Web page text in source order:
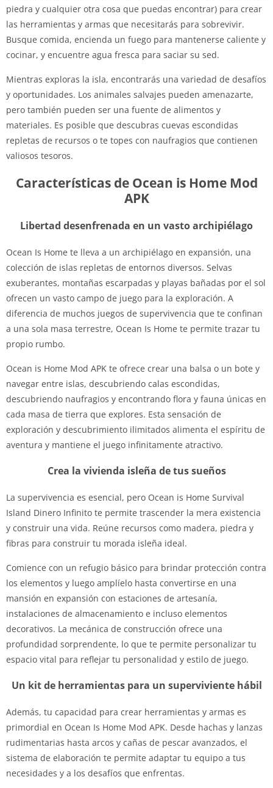
piedra y cualquier otra cosa que puedas encontrar) para crear
las herramientas y armas que necesitarás para sobrevivir.
Busque comida, encienda un fuego para mantenerse caliente y
cocinar, y encuentre agua fresca para saciar su sed.
Mientras exploras la isla, encontrarás una variedad de desafíos
y oportunidades. Los animales salvajes pueden amenazarte,
pero también pueden ser una fuente de alimentos y
materiales. Es posible que descubras cuevas escondidas
repletas de recursos o te topes con naufragios que contienen
valiosos tesoros.
Características de Ocean is Home Mod
APK
Libertad desenfrenada en un vasto archipiélago
Ocean Is Home te lleva a un archipiélago en expansión, una
colección de islas repletas de entornos diversos. Selvas
exuberantes, montañas escarpadas y playas bañadas por el sol
ofrecen un vasto campo de juego para la exploración. A
diferencia de muchos juegos de supervivencia que te confinan
a una sola masa terrestre, Ocean Is Home te permite trazar tu
propio rumbo.
Ocean is Home Mod APK te ofrece crear una balsa o un bote y
navegar entre islas, descubriendo calas escondidas,
descubriendo naufragios y encontrando flora y fauna únicas en
cada masa de tierra que explores. Esta sensación de
exploración y descubrimiento ilimitados alimenta el espíritu de
aventura y mantiene el juego infinitamente atractivo.
Crea la vivienda isleña de tus sueños
La supervivencia es esencial, pero Ocean is Home Survival
Island Dinero Infinito te permite trascender la mera existencia
y construir una vida. Reúne recursos como madera, piedra y
fibras para construir tu morada isleña ideal.
Comience con un refugio básico para brindar protección contra
los elementos y luego amplíelo hasta convertirse en una
mansión en expansión con estaciones de artesanía,
instalaciones de almacenamiento e incluso elementos
decorativos. La mecánica de construcción ofrece una
profundidad sorprendente, lo que te permite personalizar tu
espacio vital para reflejar tu personalidad y estilo de juego.
Un kit de herramientas para un superviviente hábil
Además, tu capacidad para crear herramientas y armas es
primordial en Ocean Is Home Mod APK. Desde hachas y lanzas
rudimentarias hasta arcos y cañas de pescar avanzados, el
sistema de elaboración te permite adaptar tu equipo a tus
necesidades y a los desafíos que enfrentas.